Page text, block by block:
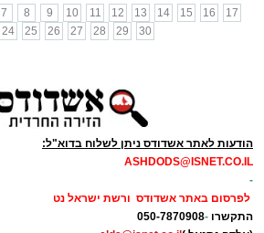
7 8 9 10 11 12 13 14 15 16
17
24 25 26 27 28 29 30
הודעות לאתר אשדודס ניתן לשלוח בדוא"ל:
ASHDODS@ISNET.CO.IL
-
לפרסום באתר אשדודס ורשת ישראל נט
התקשרו -
050-7870908